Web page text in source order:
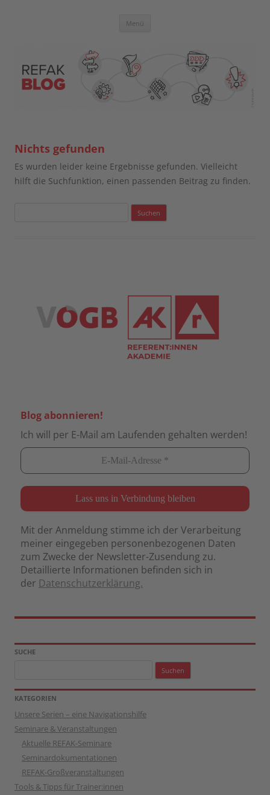
Blog der Referent:innen Akademie
Menü
Nichts gefunden
Es wurden leider keine Ergebnisse gefunden. Vielleicht
hilft die Suchfunktion, einen passenden Beitrag zu finden.
Blog abonnieren!
Ich will per E-Mail am Laufenden gehalten werden!
Mit der Anmeldung stimme ich der Verarbeitung
meiner eingegeben personenbezogenen Daten
zum Zwecke der Newsletter-Zusendung zu.
Detaillierte Informationen befinden sich in
der Datenschutzerklärung.
SUCHE
KATEGORIEN
Unsere Serien – eine Navigationshilfe
Seminare & Veranstaltungen
Aktuelle REFAK-Seminare
Seminardokumentationen
REFAK-Großveranstaltungen
Tools & Tipps für Trainer:innen